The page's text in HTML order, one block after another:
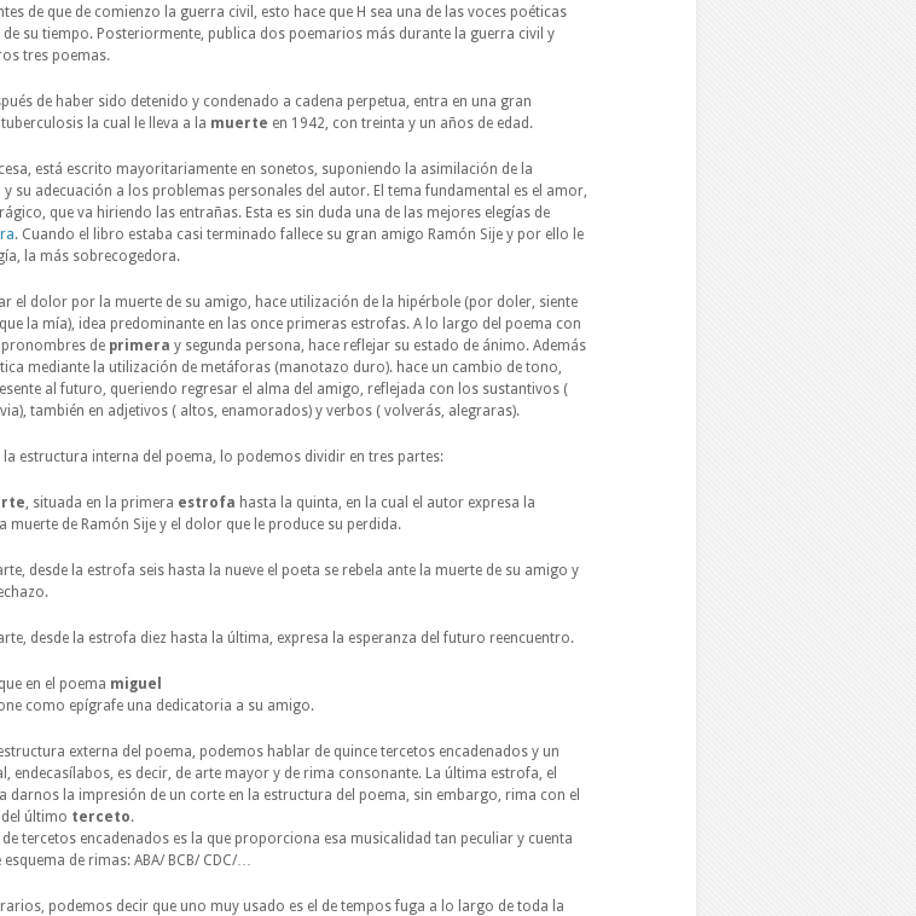
de que de comienzo la guerra civil, esto hace que H sea una de las voces poéticas
de su tiempo. Posteriormente, publica dos poemarios más durante la guerra civil y
tres poemas.
de haber sido detenido y condenado a cadena perpetua, entra en una gran
la cual le lleva a la muerte en 1942, con treinta y un años de edad.
está escrito mayoritariamente en sonetos, suponiendo la asimilación de la
su adecuación a los problemas personales del autor. El tema fundamental es el amor,
que va hiriendo las entrañas. Esta es sin duda una de las mejores elegías de
. Cuando el libro estaba casi terminado fallece su gran amigo Ramón Sije y por ello le
la más sobrecogedora.
el dolor por la muerte de su amigo, hace utilización de la hipérbole (por doler, siente
la mía), idea predominante en las once primeras estrofas. A lo largo del poema con
pronombres de primera y segunda persona, hace reflejar su estado de ánimo. Además
mediante la utilización de metáforas (manotazo duro). hace un cambio de tono,
al futuro, queriendo regresar el alma del amigo, reflejada con los sustantivos (
también en adjetivos ( altos, enamorados) y verbos ( volverás, alegraras).
la estructura interna del poema, lo podemos dividir en tres partes:
, situada en la primera estrofa hasta la quinta, en la cual el autor expresa la
muerte de Ramón Sije y el dolor que le produce su perdida.
desde la estrofa seis hasta la nueve el poeta se rebela ante la muerte de su amigo y
desde la estrofa diez hasta la última, expresa la esperanza del futuro reencuentro.
en el poema miguel
como epígrafe una dedicatoria a su amigo.
externa del poema, podemos hablar de quince tercetos encadenados y un
endecasílabos, es decir, de arte mayor y de rima consonante. La última estrofa, el
darnos la impresión de un corte en la estructura del poema, sin embargo, rima con el
último terceto.
de tercetos encadenados es la que proporciona esa musicalidad tan peculiar y cuenta
de rimas: ABA/ BCB/ CDC/…
podemos decir que uno muy usado es el de tempos fuga a lo largo de toda la